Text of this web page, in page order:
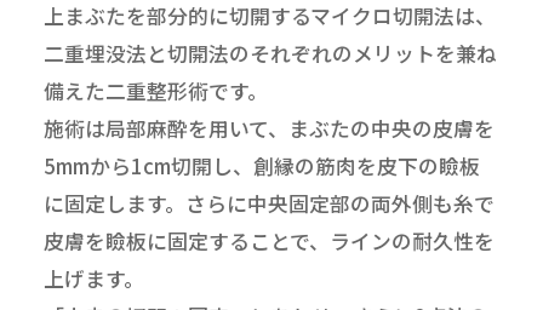
上まぶたを部分的に切開するマイクロ切開法は、
二重埋没法と切開法のそれぞれのメリットを兼ね
備えた二重整形術です。
施術は局部麻酔を用いて、まぶたの中央の皮膚を
5mmから1cm切開し、創縁の筋肉を皮下の瞼板
に固定します。さらに中央固定部の両外側も糸で
皮膚を瞼板に固定することで、ラインの耐久性を
上げます。